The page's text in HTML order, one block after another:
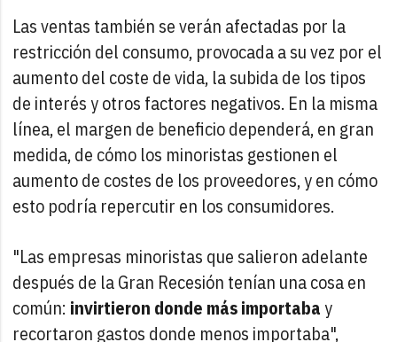
Las ventas también se verán afectadas por la
restricción del consumo, provocada a su vez por el
aumento del coste de vida, la subida de los tipos
de interés y otros factores negativos. En la misma
línea, el margen de beneficio dependerá, en gran
medida, de cómo los minoristas gestionen el
aumento de costes de los proveedores, y en cómo
esto podría repercutir en los consumidores.
"Las empresas minoristas que salieron adelante
después de la Gran Recesión tenían una cosa en
común: invirtieron donde más importabay
recortaron gastos donde menos importaba",